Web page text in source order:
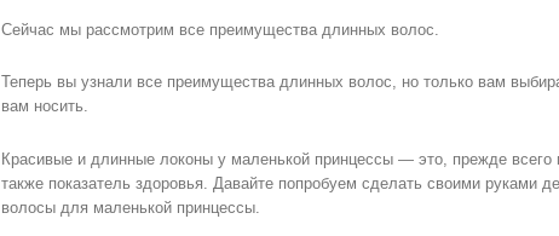
Сейчас мы рассмотрим все преимущества длинных волос.
Теперь вы узнали все преимущества длинных волос, но только вам
вам носить.
Красивые и длинные локоны у маленькой принцессы — это, прежде всего
также показатель здоровья. Давайте попробуем сделать своими руками
волосы для маленькой принцессы.